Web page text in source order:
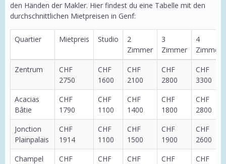
den Händen der Makler. Hier findest du eine Tabelle mit den
durchschnittlichen Mietpreisen in Genf:
Quartier Mietpreis Studio
2
Zimmer
3
Zimmer
4
Zimmer
Zentrum
CHF
2750
CHF
1600
CHF
2100
CHF
2800
CHF
3300
Acacias
Bâtie
CHF
1790
CHF
1100
CHF
1400
CHF
1800
CHF
2800
Jonction
Plainpalais
CHF
1914
CHF
1100
CHF
1500
CHF
1900
CHF
2600
Champel
CHF CHF CHF CHF CHF